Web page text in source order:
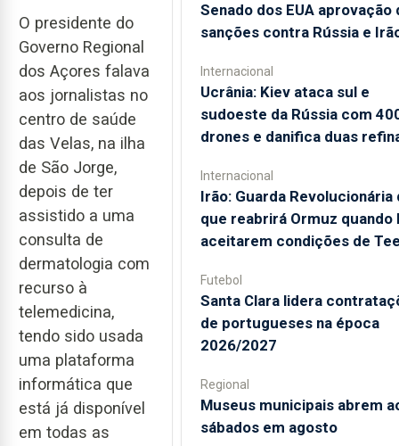
O presidente do
Governo Regional
dos Açores falava
aos jornalistas no
centro de saúde
das Velas, na ilha
de São Jorge,
depois de ter
assistido a uma
consulta de
dermatologia com
recurso à
telemedicina,
tendo sido usada
uma plataforma
informática que
está já disponível
em todas as
Senado dos EUA aprovação
sanções contra Rússia e
Internacional
Ucrânia: Kiev ataca sul e
sudoeste da Rússia com
drones e danifica duas
Internacional
Irão: Guarda Revolucionária
que reabrirá Ormuz quando
aceitarem condições de
Futebol
Santa Clara lidera
de portugueses na época
2026/2027
Regional
Museus municipais abrem
sábados em agosto